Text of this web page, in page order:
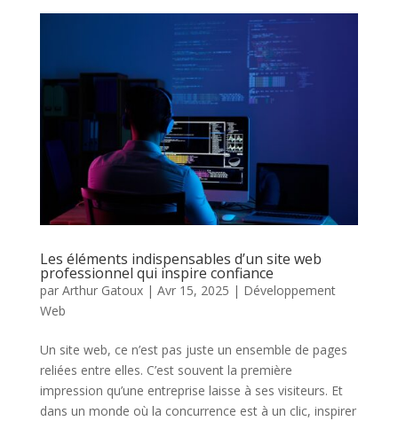
Les éléments indispensables d’un site web
professionnel qui inspire confiance
par Arthur Gatoux| Avr 15, 2025 | Développement
Web
Un site web, ce n’est pas juste un ensemble de pages
reliées entre elles. C’est souvent la première
impression qu’une entreprise laisse à ses visiteurs. Et
dans un monde où la concurrence est à un clic, inspirer